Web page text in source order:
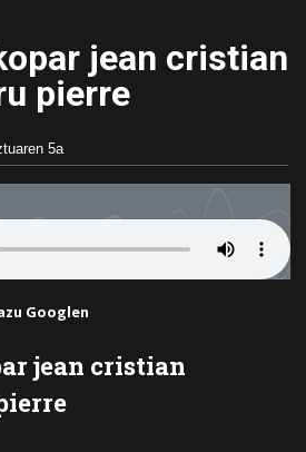
jean cristian
pierre
5a
Googlen
jean cristian